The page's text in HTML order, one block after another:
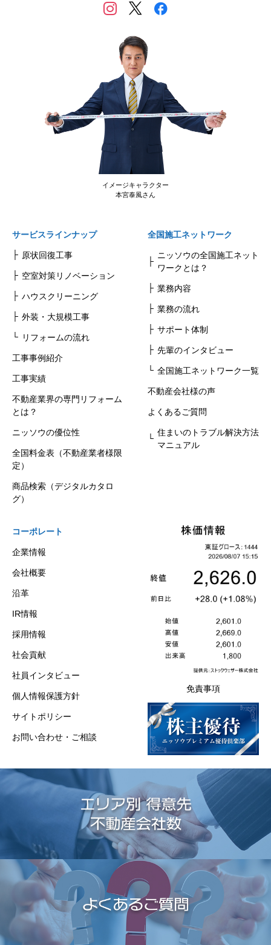
イメージキャラクター
本宮泰風さん
サービスラインナップ
原状回復工事
空室対策リノベーション
ハウスクリーニング
外装・大規模工事
リフォームの流れ
工事事例紹介
工事実績
不動産業界の専門リフォーム
とは？
ニッソウの優位性
全国料金表（不動産業者様限
定）
商品検索（デジタルカタロ
グ）
全国施工ネットワーク
ニッソウの全国施工ネット
ワークとは？
業務内容
業務の流れ
サポート体制
先輩のインタビュー
全国施工ネットワーク一覧
不動産会社様の声
よくあるご質問
住まいのトラブル解決方法
マニュアル
コーポレート
企業情報
会社概要
沿革
IR情報
採用情報
社会貢献
社員インタビュー
個人情報保護方針
サイトポリシー
お問い合わせ・ご相談
免責事項